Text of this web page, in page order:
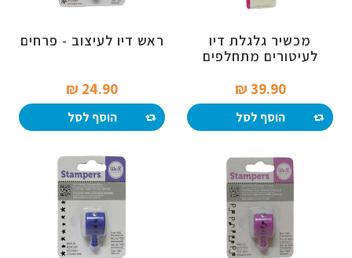
מכשיר גלגלת דיו
לעיטורים מתחלפים
39.90 ₪‎
הוסף לסל
ראש דיו לעיצוב - פרחים
24.90 ₪‎
הוסף לסל